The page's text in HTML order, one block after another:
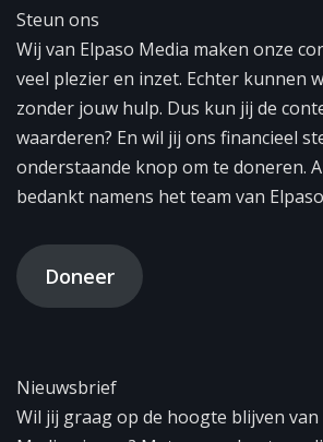
Steun ons
Wij van Elpaso Media maken onze
veel plezier en inzet. Echter kunnen
zonder jouw hulp. Dus kun jij de
waarderen? En wil jij ons financieel
onderstaande knop om te doneren.
bedankt namens het team van
Doneer
Nieuwsbrief
Wil jij graag op de hoogte blijven